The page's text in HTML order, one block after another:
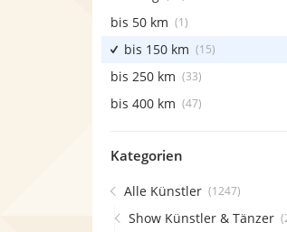
bis 50 km (1)
bis 150 km (15)
bis 250 km (33)
bis 400 km (47)
Kategorien
Alle Künstler (1247)
Show Künstler & Tänzer